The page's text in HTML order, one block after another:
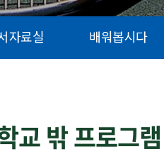
자료실 배워봅시다
교 밖 프로그